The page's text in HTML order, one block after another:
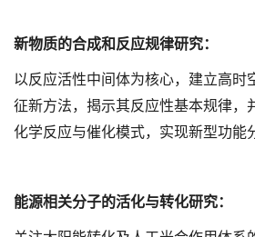
新物质的合成和反应规律研究：
以反应活性中间体为核心，建立高时
征新方法，揭示其反应性基本规律，
化学反应与催化模式，实现新型功能
能源相关分子的活化与转化研究：